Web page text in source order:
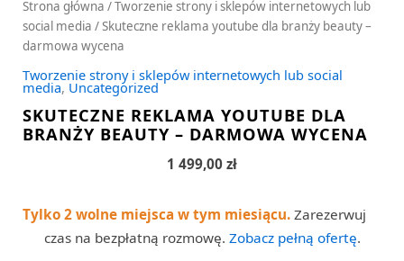
Strona główna /Tworzenie strony i sklepów internetowych lub
social media / Skuteczne reklama youtube dla branży beauty –
darmowa wycena
Tworzenie strony i sklepów internetowych lub social
media, Uncategorized
SKUTECZNE REKLAMA YOUTUBE DLA
BRANŻY BEAUTY – DARMOWA WYCENA
1 499,00 zł
Tylko 2 wolne miejsca w tym miesiącu. Zarezerwuj
czas na bezpłatną rozmowę. Zobacz pełną ofertę.